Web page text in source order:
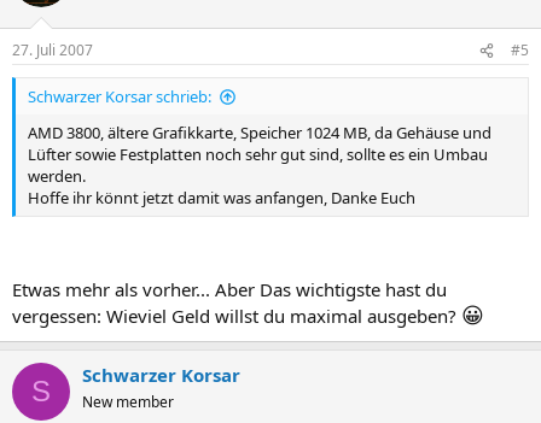
27. Juli 2007 #5
Schwarzer Korsar schrieb:
AMD 3800, ältere Grafikkarte, Speicher 1024 MB, da Gehäuse und
Lüfter sowie Festplatten noch sehr gut sind, sollte es ein Umbau
werden.
Hoffe ihr könnt jetzt damit was anfangen, Danke Euch
Etwas mehr als vorher... Aber Das wichtigste hast du
vergessen: Wieviel Geld willst du maximal ausgeben? 😀
S Schwarzer Korsar
New member